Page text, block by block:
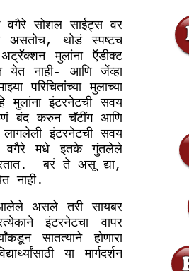
वगैरे सोशल साईट्स वर
असतोच,थोडं
स्पष्टच
अट्रॅक्शन मुलांना
ऍडीक्ट
येत नाही- आणि
जेंव्हा
परिचितांच्या
मुलाच्या
मुलांना इंटरनेटची सवय
बंद करुन चॅटींग आणि
लागलेली इंटरनेटची सवय
वगैरे मधे इतके
गुंतलेले
. बरं ते असू द्या,
नाही.
असले तरी
सायबर
इंटरनेटचा
वापर
सातत्याने
होणारा
या
मार्गदर्शन